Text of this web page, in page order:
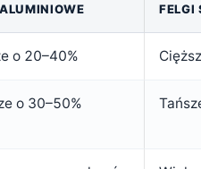
FELGI
o 20–40%
o 30–50%